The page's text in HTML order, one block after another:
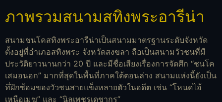
ภาพรวมสนามสทิงพระอารีน่า
สนามชนโคสทิงพระอารีน่าเป็นสนามมาตรฐานระดับจังหวัด
ตั้งอยู่ที่อำเภอสทิงพระ จังหวัดสงขลา ถือเป็นสนามวัวชนที่มี
ประวัติยาวนานกว่า 20 ปี และมีชื่อเสียงเรื่องการจัดศึก “ชนโค
เสมอนอก” มากที่สุดในพื้นที่ภาคใต้ตอนล่าง สนามแห่งนี้ยังเป็น
ที่ฝึกซ้อมของวัวชนสายแข็งหลายตัวในอดีต เช่น “โหนดไอ้
เหนือเมฆ” และ “นิลเพชรเดชากร”